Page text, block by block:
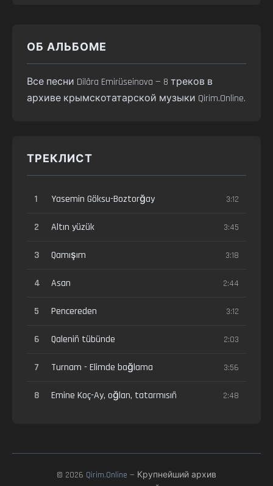
ОБ АЛЬБОМЕ
Все песни Dilâra Emirüseinova — 8 треков в
архиве крымскотатарской музыки Qirim.Online.
ТРЕКЛИСТ
1 Yasemin Göksu-Boztorğay 3:12
2 Altın yüzük 3:45
3 Qamışım 3:18
4 Asan 2:44
5 Pencereden 3:12
6 Qaleniñ tübünde 2:03
7 Turnam - Elimde bağlama 3:56
8 Emine Koç-Ay, oğlan, tatarmısıñ 2:48
© 2026 Qirim.Online — Крупнейший архив